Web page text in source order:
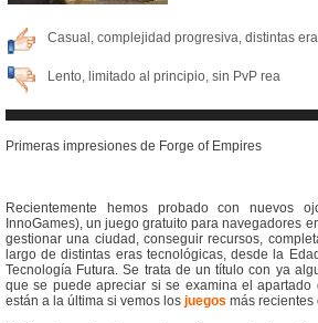
Casual, complejidad progresiva, distintas
Lento, limitado al principio, sin PvP rea
Primeras impresiones de Forge of Empires
Recientemente hemos probado con nuevos
InnoGames), un juego gratuito para navegadores
gestionar una ciudad, conseguir recursos,
largo de distintas eras tecnológicas, desde la
Tecnología Futura. Se trata de un título con ya
que se puede apreciar si se examina el apartado
están a la última si vemos los juegos más recientes